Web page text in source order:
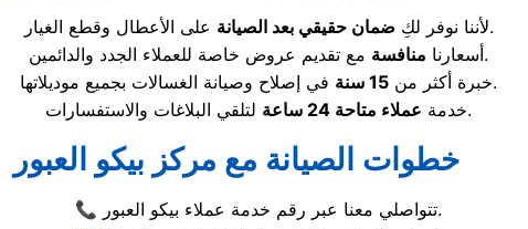
لأننا نوفر لكِ ضمان حقيقي بعد الصيانة
على الأعطال وقطع الغيار.
أسعارنا منافسة
مع تقديم عروض خاصة للعملاء الجدد والدائمين.
خبرة أكثر من 15 سنة
في إصلاح وصيانة الغسالات بجميع موديلاتها.
خدمة عملاء متاحة 24 ساعة لتلقي البلاغات والاستفسارات.
خطوات الصيانة مع مركز بيكو العبور
📞 تتواصلي معنا عبر رقم خدمة عملاء بيكو العبور.